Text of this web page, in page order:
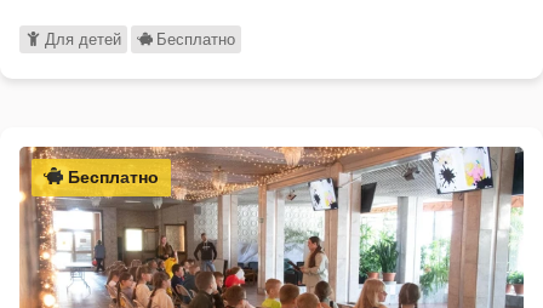
Для детей Бесплатно
Бесплатно